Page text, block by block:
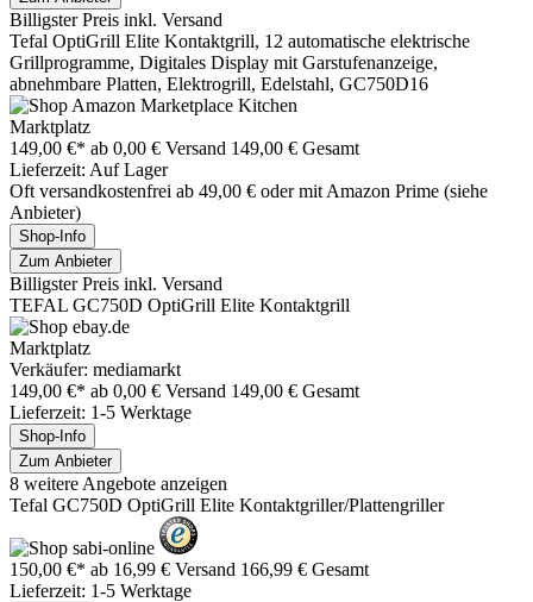
Billigster Preis inkl. Versand
Tefal OptiGrill Elite Kontaktgrill, 12 automatische elektrische
Grillprogramme, Digitales Display mit Garstufenanzeige,
abnehmbare Platten, Elektrogrill, Edelstahl, GC750D16
Marktplatz
149,00 €* ab 0,00 € Versand 149,00 € Gesamt
Lieferzeit: Auf Lager
Oft versandkostenfrei ab 49,00 € oder mit Amazon Prime (siehe
Anbieter)
Shop-Info
Zum Anbieter
Billigster Preis inkl. Versand
TEFAL GC750D OptiGrill Elite Kontaktgrill
Marktplatz
Verkäufer: mediamarkt
149,00 €* ab 0,00 € Versand 149,00 € Gesamt
Lieferzeit: 1-5 Werktage
Shop-Info
Zum Anbieter
8 weitere Angebote anzeigen
Tefal GC750D OptiGrill Elite Kontaktgriller/Plattengriller
150,00 €* ab 16,99 € Versand 166,99 € Gesamt
Lieferzeit: 1-5 Werktage